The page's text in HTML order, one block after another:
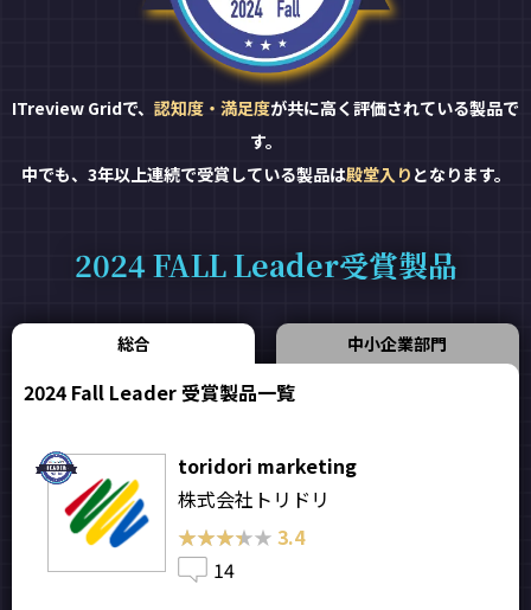
ITreview Gridで、 認知度・満足度が共に高く評価されている製品で
す。
中でも、3年以上連続で受賞している製品は殿堂入り となります。
2024 FALL Leader受賞製品
総合 中小企業部門
2024 Fall Leader 受賞製品一覧
toridori marketing
株式会社トリドリ
★★★★★
★★★★★ 3.4
14